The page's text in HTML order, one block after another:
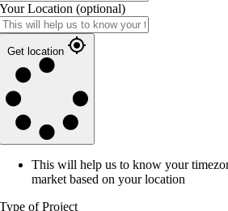
Your Location (optional)
Get location
This will help us to know your
market based on your location
Type of Project